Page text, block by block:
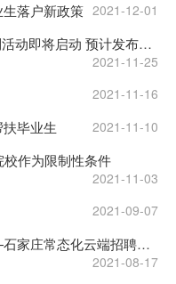
生落户新政策 2021-12-01
“2022届高校毕业生校园招聘月”系列活动即将启动 预计发布岗位信息70万个
2021-11-25
2021-11-16
毕业生 2021-11-10
作为限制性条件
2021-11-03
2021-09-07
建设美丽省会，引才恰逢其“石” ——石家庄常态化云端招聘平台正式上线
2021-08-17